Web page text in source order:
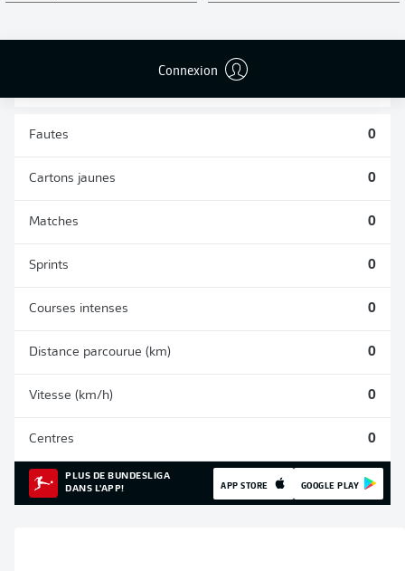
Connexion
0 0
Fautes 0
Cartons jaunes 0
Matches 0
Sprints 0
Courses intenses 0
Distance parcourue (km) 0
Vitesse (km/h) 0
Centres 0
PLUS DE BUNDESLIGA
DANS L'APP!
APP STORE GOOGLE PLAY